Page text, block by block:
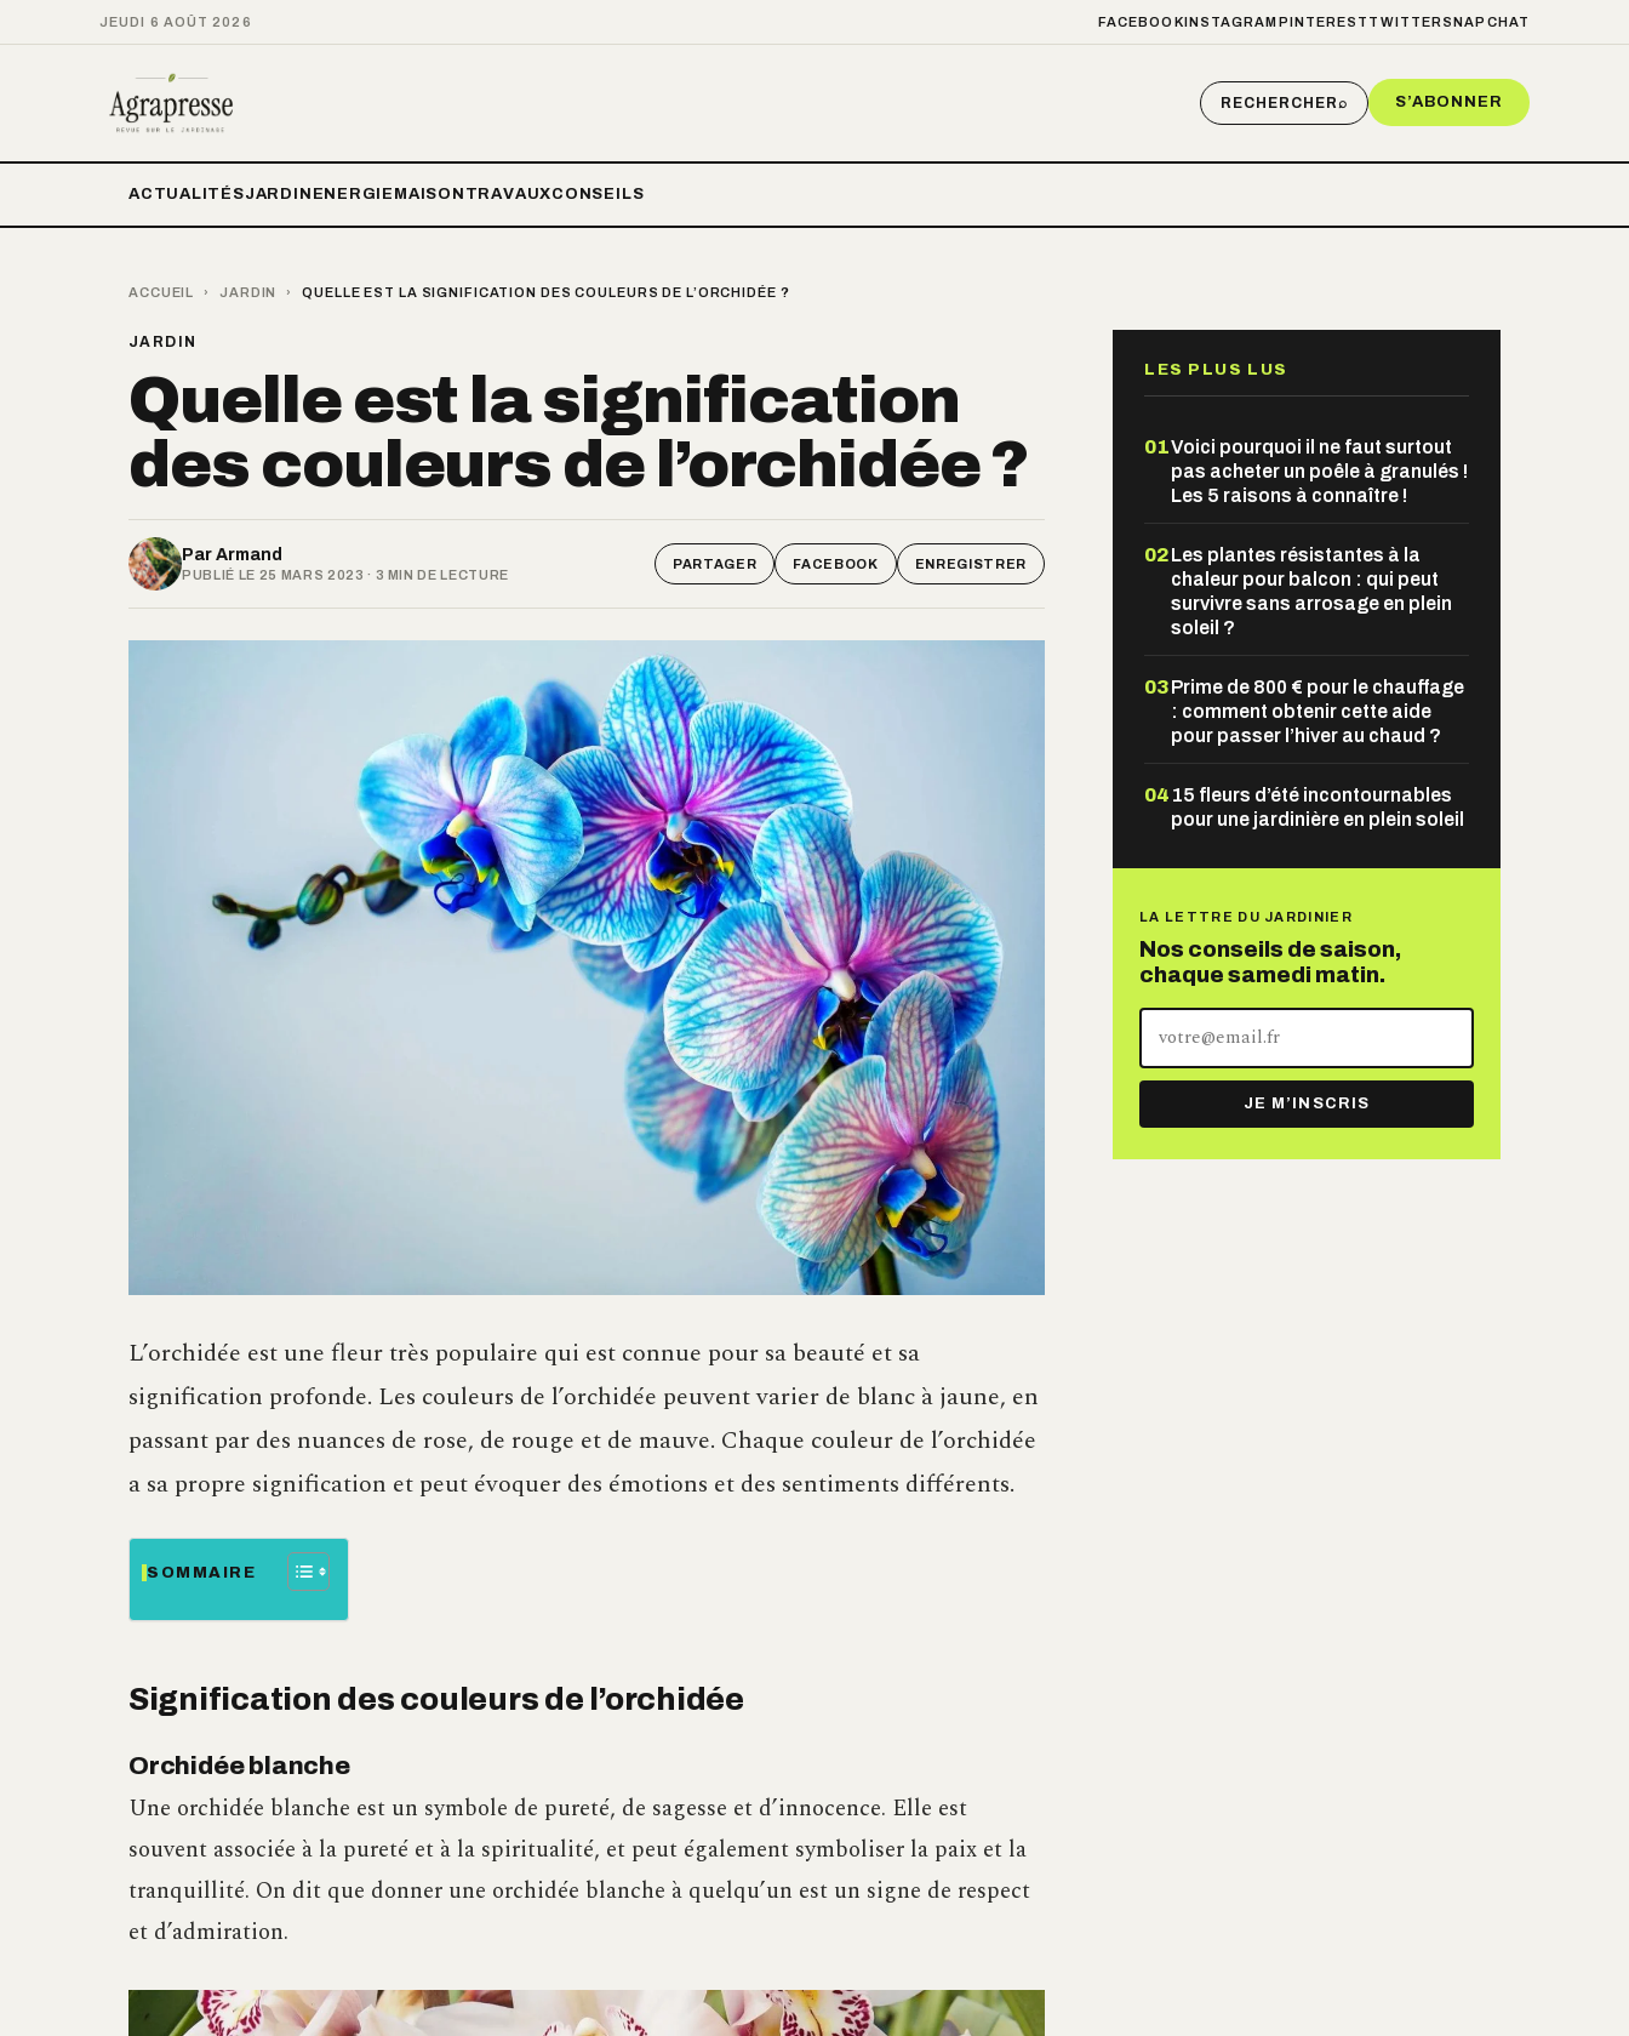
JEUDI 6 AOÛT 2026 FACEBOOKINSTAGRAM PINTEREST TWITTER SNAPCHAT
RECHERCHER⌕ S’ABONNER
ACTUALITÉSJARDIN ENERGIE MAISON TRAVAUXCONSEILS
ACCUEIL › JARDIN › QUELLE EST LA SIGNIFICATION DES COULEURS DE L’ORCHIDÉE ?
JARDIN
Quelle est la signification
des couleurs de l’orchidée ?
Par Armand
PUBLIÉ LE 25 MARS 2023 · 3 MIN DE LECTURE
PARTAGER FACEBOOK ENREGISTRER
L’orchidée est une fleur très populaire qui est connue pour sa beauté et sa
signification profonde. Les couleurs de l’orchidée peuvent varier de blanc à jaune, en
passant par des nuances de rose, de rouge et de mauve. Chaque couleur de l’orchidée
a sa propre signification et peut évoquer des émotions et des sentiments différents.
SOMMAIRE
Signification des couleurs de l’orchidée
Orchidée blanche
Une orchidée blanche est un symbole de pureté, de sagesse et d’innocence. Elle est
souvent associée à la pureté et à la spiritualité, et peut également symboliser la paix et la
tranquillité. On dit que donner une orchidée blanche à quelqu’un est un signe de respect
et d’admiration.
LES PLUS LUS
01Voici pourquoi il ne faut surtout
pas acheter un poêle à granulés !
Les 5 raisons à connaître !
02Les plantes résistantes à la
chaleur pour balcon : qui peut
survivre sans arrosage en plein
soleil ?
03Prime de 800 € pour le chauffage
: comment obtenir cette aide
pour passer l’hiver au chaud ?
04 15 fleurs d’été incontournables
pour une jardinière en plein soleil
LA LETTRE DU JARDINIER
Nos conseils de saison,
chaque samedi matin.
adresse
mail
JE M’INSCRIS